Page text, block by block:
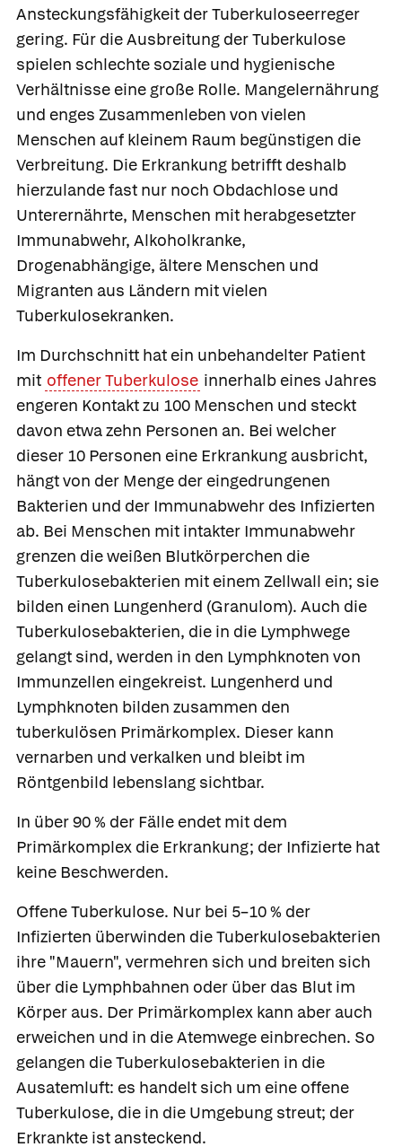
Ansteckungsfähigkeit der Tuberkuloseerreger
gering. Für die Ausbreitung der Tuberkulose
spielen schlechte soziale und hygienische
Verhältnisse eine große Rolle. Mangelernährung
und enges Zusammenleben von vielen
Menschen auf kleinem Raum begünstigen die
Verbreitung. Die Erkrankung betrifft deshalb
hierzulande fast nur noch Obdachlose und
Unterernährte, Menschen mit herabgesetzter
Immunabwehr, Alkoholkranke,
Drogenabhängige, ältere Menschen und
Migranten aus Ländern mit vielen
Tuberkulosekranken.
Im Durchschnitt hat ein unbehandelter Patient
mit offener Tuberkulose innerhalb eines Jahres
engeren Kontakt zu 100 Menschen und steckt
davon etwa zehn Personen an. Bei welcher
dieser 10 Personen eine Erkrankung ausbricht,
hängt von der Menge der eingedrungenen
Bakterien und der Immunabwehr des Infizierten
ab. Bei Menschen mit intakter Immunabwehr
grenzen die weißen Blutkörperchen die
Tuberkulosebakterien mit einem Zellwall ein; sie
bilden einen Lungenherd (Granulom). Auch die
Tuberkulosebakterien, die in die Lymphwege
gelangt sind, werden in den Lymphknoten von
Immunzellen eingekreist. Lungenherd und
Lymphknoten bilden zusammen den
tuberkulösen Primärkomplex. Dieser kann
vernarben und verkalken und bleibt im
Röntgenbild lebenslang sichtbar.
In über 90 % der Fälle endet mit dem
Primärkomplex die Erkrankung; der Infizierte hat
keine Beschwerden.
Offene Tuberkulose. Nur bei 5–10 % der
Infizierten überwinden die Tuberkulosebakterien
ihre "Mauern", vermehren sich und breiten sich
über die Lymphbahnen oder über das Blut im
Körper aus. Der Primärkomplex kann aber auch
erweichen und in die Atemwege einbrechen. So
gelangen die Tuberkulosebakterien in die
Ausatemluft: es handelt sich um eine offene
Tuberkulose, die in die Umgebung streut; der
Erkrankte ist ansteckend.